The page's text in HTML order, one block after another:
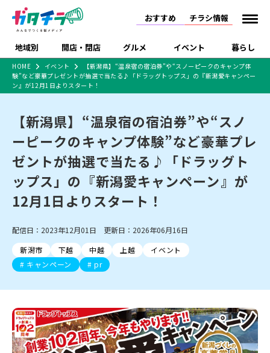
おすすめ チラシ情報
地域別 開店・閉店 グルメ イベント 暮らし
中越 上越
佐渡
新潟市中央区 新潟市東区 新潟市西区
新潟市南区
新潟市江南区
村上・関川
新発田・聖籠
胎内・粟島
三条・加茂・田上
五泉・阿賀野・阿賀
燕・弥彦
長岡・見附
小千谷・十日町・津南
魚沼・南魚沼・湯沢
柏崎・刈羽・出雲崎
上越・妙高・糸魚川
リニューアル・移転 休業 開店まとめ
閉店まとめ
新潟市・開店
新潟市・閉店
長岡市・開店
ラーメン・開店
ラーメン・閉店
和食 洋食
スイーツ
ご当地グルメ 食べ歩き テイクアウト
カフェ
居酒屋・バー
パン・ベーカリー
タレカツ・豚カツ
デカ盛り・大盛り
旨辛・激辛
定食・町定食 海鮮・鮨
そば・うどん
日本酒・新潟清酒
ワイン・クラフトビール
ケーキ・パフェ
ビアガーデン・暑気払い
趣味・展示会 ライブ・コンサート
スポーツ
セミナー・講演会 子ども向け 花火大会
住宅展示場
完成見学会
店
食品メーカー・県産
品
習い事・塾 アパレル・雑貨
フィットネス・ジム
観光スポット
温泉・入浴 ホテル
リラクゼーション・整体
スキー場
リユース・買取
病院・クリニック
イオンモール
ラブラ万代・ラブラ2
リバーサイド千秋
パティオPATIO
特売セール
特集・まとめ記事
セツコママ ランキング 新潟人
キャンペーン
開店まとめ
閉店まとめ 人気記事まとめ
食品スーパー・コンビ
ニ
戸建住宅・マンショ
ショッピングモール・
大型施設
ドラッグストア・ホーム
センター
ファッション 生活サービス
インテリア・雑貨
外食・テイクアウト
新車・中古車・カー用品
旅行・レジャー
冠婚葬祭
習い事・塾
火曜セール
オープン・リニューアルセール
周年祭・感謝祭セール
年末・初売りセール
HOME イベント
【新潟県】“温泉宿の宿泊券”や“スノーピークのキャンプ体
験”など豪華プレゼントが抽選で当たる♪「ドラッグトップス」の『新潟愛キャンペー
ン』が12月1日よりスタート！
【新潟県】“温泉宿の宿泊券”や“スノ
ーピークのキャンプ体験”など豪華プレ
ゼントが抽選で当たる♪「ドラッグト
ップス」の『新潟愛キャンペーン』が
12月1日よりスタート！
配信日：2023年12月01日 更新日：2026年06月16日
新潟市
下越 中越 上越
イベント
キャンペーン
pr